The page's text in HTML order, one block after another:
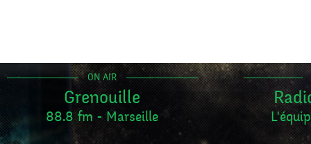
ON AIR
Grenouille
88.8 fm - Marseille